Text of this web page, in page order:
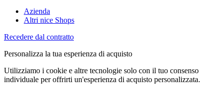
Azienda
Altri nice Shops
Recedere dal contratto
Personalizza la tua esperienza di acquisto
Utilizziamo i cookie e altre tecnologie solo con il tuo consenso
individuale per offrirti un'esperienza di acquisto personalizzata.